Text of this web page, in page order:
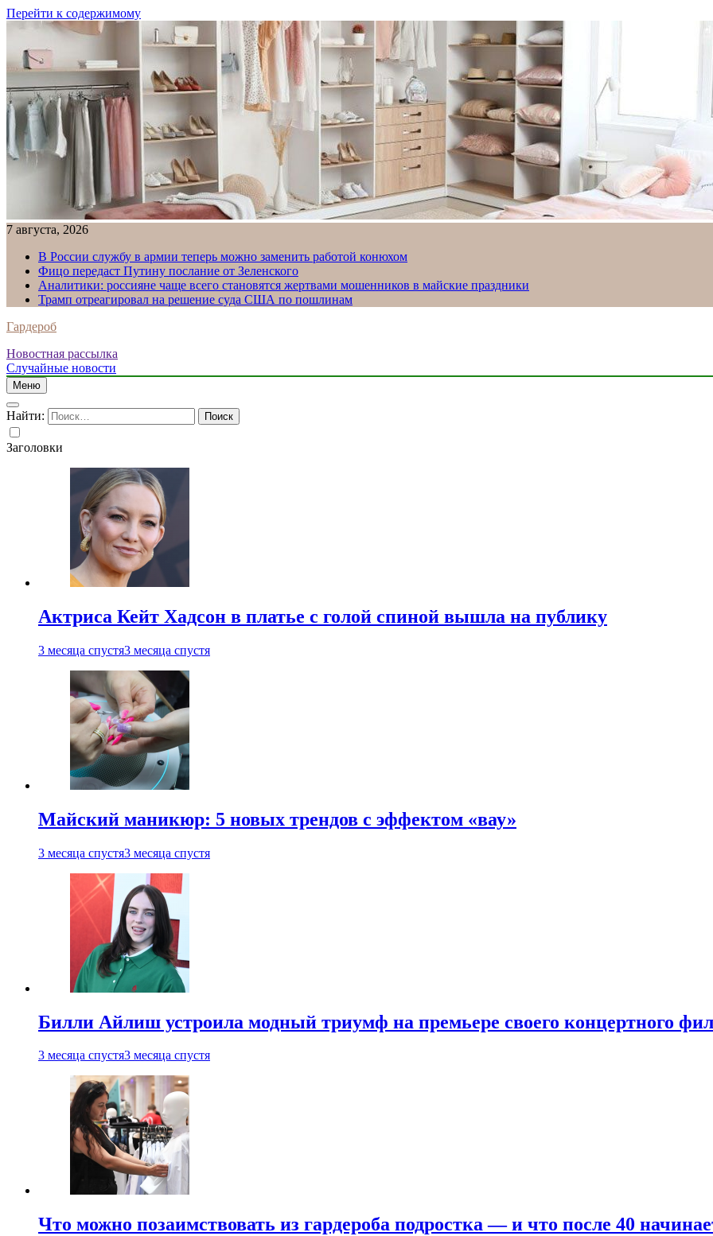
Перейти к содержимому
7 августа, 2026
В России службу в армии теперь можно заменить работой конюхом
Фицо передаст Путину послание от Зеленского
Аналитики: россияне чаще всего становятся жертвами мошенников в майские праздники
Трамп отреагировал на решение суда США по пошлинам
Гардероб
Новостная рассылка
Случайные новости
Меню
Найти:
Заголовки
Актриса Кейт Хадсон в платье с голой спиной вышла на публику
3 месяца спустя3 месяца спустя
Майский маникюр: 5 новых трендов с эффектом «вау»
3 месяца спустя3 месяца спустя
Билли Айлиш устроила модный триумф на премьере своего концертного
3 месяца спустя3 месяца спустя
Что можно позаимствовать из гардероба подростка — и что после 40